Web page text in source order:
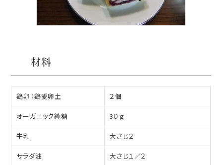
材料
鶏卵：鶏愛卵土 ２個
オーガニック純糖 3０ｇ
牛乳 大さじ２
サラダ油 大さじ１／２